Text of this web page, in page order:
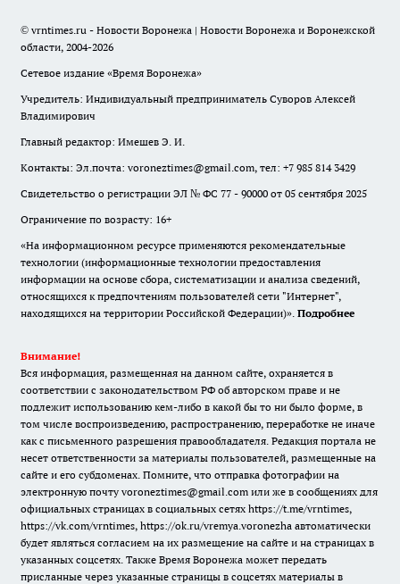
© vrntimes.ru - Новости Воронежа | Новости Воронежа и Воронежской
области, 2004-2026
Сетевое издание «Время Воронежа»
Учредитель: Индивидуальный предприниматель Суворов Алексей
Владимирович
Главный редактор: Имешев Э. И.
Контакты: Эл.почта: voroneztimes@gmail.com, тел: +7 985 814 3429
Свидетельство о регистрации ЭЛ № ФС 77 - 90000 от 05 сентября 2025
Ограничение по возрасту: 16+
«На информационном ресурсе применяются рекомендательные
технологии (информационные технологии предоставления
информации на основе сбора, систематизации и анализа сведений,
относящихся к предпочтениям пользователей сети "Интернет",
находящихся на территории Российской Федерации)». Подробнее
Внимание!
Вся информация, размещенная на данном сайте, охраняется в
соответствии с законодательством РФ об авторском праве и не
подлежит использованию кем-либо в какой бы то ни было форме, в
том числе воспроизведению, распространению, переработке не иначе
как с письменного разрешения правообладателя. Редакция портала не
несет ответственности за материалы пользователей, размещенные на
сайте и его субдоменах. Помните, что отправка фотографии на
электронную почту voroneztimes@gmail.com или же в сообщениях для
официальных страницах в социальных сетях https://t.me/vrntimes,
https://vk.com/vrntimes, https://ok.ru/vremya.voronezha автоматически
будет являться согласием на их размещение на сайте и на страницах в
указанных соцсетях. Также Время Воронежа может передать
присланные через указанные страницы в соцсетях материалы в